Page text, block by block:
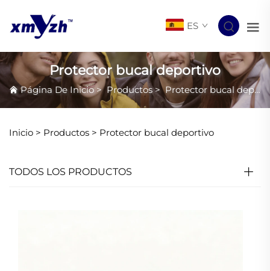
ES
Protector bucal deportivo
Página De Inicio> Productos>Protector bucal deportivo
Inicio > Productos > Protector bucal deportivo
TODOS LOS PRODUCTOS